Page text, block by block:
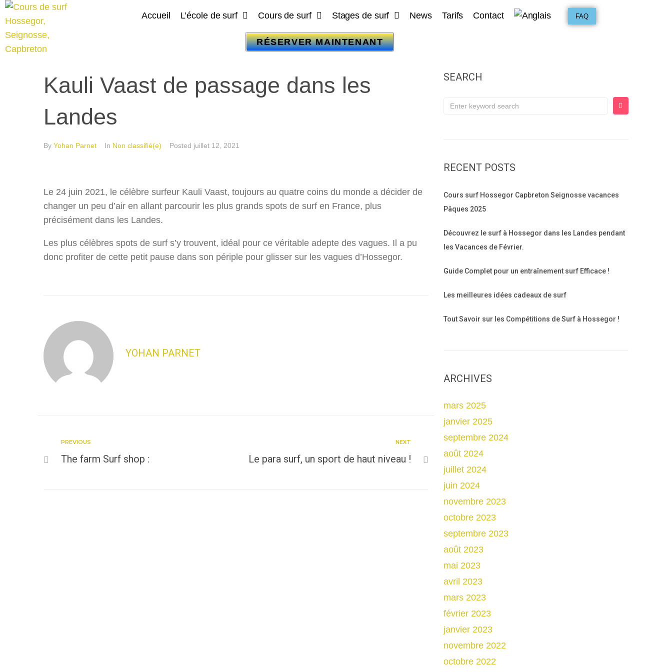
Accueil L’école de surf Cours de surf Stages de surf News Tarifs Contact
RÉSERVER MAINTENANT
FAQ
Kauli Vaast de passage dans les
Landes
By Yohan Parnet In Non classifié(e) Posted juillet 12, 2021
Le 24 juin 2021, le célèbre surfeur Kauli Vaast, toujours au quatre coins du monde a décider de
changer un peu d’air en allant parcourir les plus grands spots de surf en France, plus
précisément dans les Landes.
Les plus célèbres spots de surf s’y trouvent, idéal pour ce véritable adepte des vagues. Il a pu
donc profiter de cette petit pause dans son périple pour glisser sur les vagues d’Hossegor.
YOHAN PARNET
PREVIOUS
The farm Surf shop :
NEXT
Le para surf, un sport de haut niveau !
SEARCH
RECENT POSTS
Cours surf Hossegor Capbreton Seignosse vacances
Pâques 2025
Découvrez le surf à Hossegor dans les Landes pendant
les Vacances de Février.
Guide Complet pour un entraînement surf Efficace !
Les meilleures idées cadeaux de surf
Tout Savoir sur les Compétitions de Surf à Hossegor !
ARCHIVES
mars 2025
janvier 2025
septembre 2024
août 2024
juillet 2024
juin 2024
novembre 2023
octobre 2023
septembre 2023
août 2023
mai 2023
avril 2023
mars 2023
février 2023
janvier 2023
novembre 2022
octobre 2022